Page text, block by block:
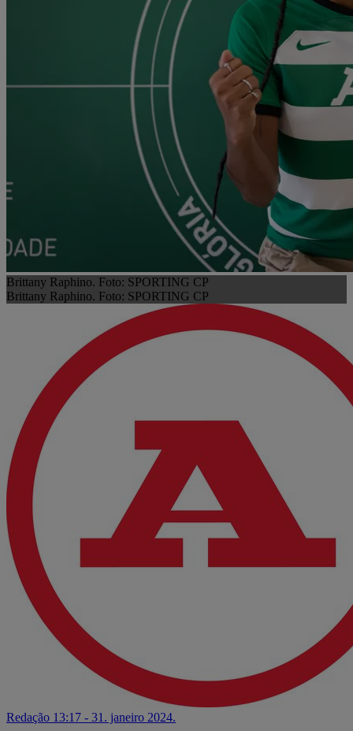
Brittany Raphino. Foto: SPORTING CP
Brittany Raphino. Foto: SPORTING CP
Redação 13:17 - 31. janeiro 2024.